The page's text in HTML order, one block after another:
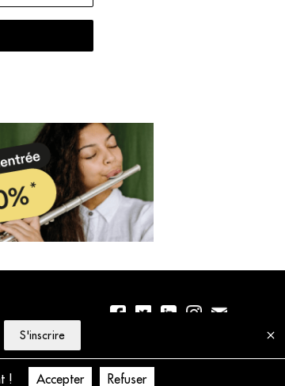
S'inscrire
! Accepter Refuser
cookies